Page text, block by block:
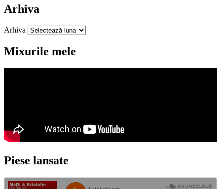
Arhiva
Arhiva
Mixurile mele
Piese lansate